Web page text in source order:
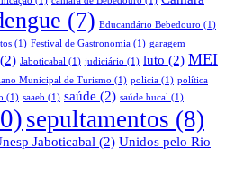
(7) Educandário Bebedouro (1)
(1) Festival de Gastronomia (1) garagem
(2) Jaboticabal (1) judiciário (1) luto (2) MEI
Municipal de Turismo (1) policia (1) política
(1) saaeb (1) saúde (2) saúde bucal (1)
sepultamentos (8)
Jaboticabal (2) Unidos pelo Rio